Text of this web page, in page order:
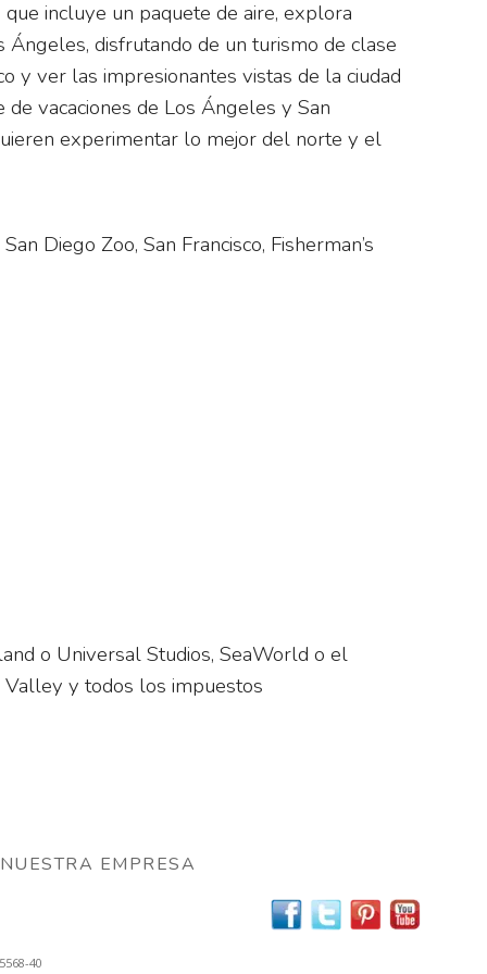
incluye un paquete de aire, explora
Ángeles, disfrutando de un turismo de clase
y ver las impresionantes vistas de la ciudad
vacaciones de Los Ángeles y San
experimentar lo mejor del norte y el
Diego Zoo, San Francisco, Fisherman’s
o Universal Studios, SeaWorld o el
Valley y todos los impuestos
NUESTRA EMPRESA
40